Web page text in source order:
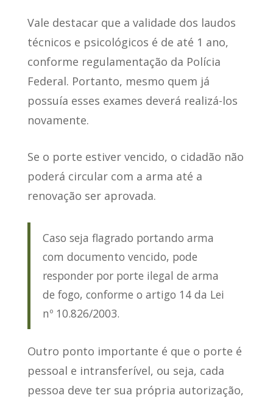
Vale destacar que a validade dos laudos
técnicos e psicológicos é de até 1 ano,
conforme regulamentação da Polícia
Federal. Portanto, mesmo quem já
possuía esses exames deverá realizá-los
novamente.
Se o porte estiver vencido, o cidadão não
poderá circular com a arma até a
renovação ser aprovada.
Caso seja flagrado portando arma
com documento vencido, pode
responder por porte ilegal de arma
de fogo, conforme o artigo 14 da Lei
nº 10.826/2003.
Outro ponto importante é que o porte é
pessoal e intransferível, ou seja, cada
pessoa deve ter sua própria autorização,